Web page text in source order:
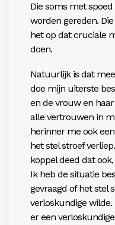
Die soms met
worden gereden.
het op dat cruciale
doen.
Natuurlijk is dat
doe mijn uiterste
en de vrouw en
alle vertrouwen in
herinner me ook
het stel stroef
koppel deed dat
Ik heb de situatie
gevraagd of het stel
verloskundige wilde.
er een